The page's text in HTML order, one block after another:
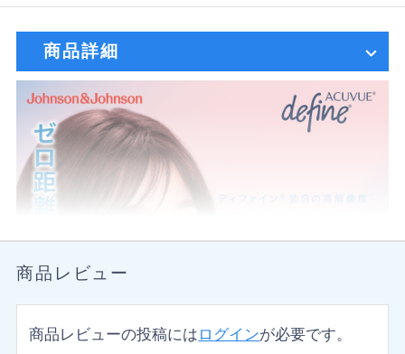
商品詳細
商品レビュー
商品レビューの投稿には ログインが必要です。